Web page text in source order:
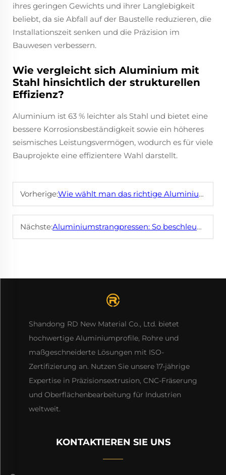
ihres geringen Gewichts und ihrer Langlebigkeit
beliebt, da sie Abfall auf der Baustelle reduzieren, die
Installationszeit senken und die Präzision im
Bauwesen verbessern.
Wie vergleicht sich Aluminium mit
Stahl hinsichtlich der strukturellen
Effizienz?
Aluminium ist 63 % leichter als Stahl und bietet eine
bessere Korrosionsbeständigkeit sowie ein höheres
seismisches Leistungsvermögen, wodurch es für viele
Bauprojekte eine effizientere Wahl darstellt.
Vorherige:Wie wählt man das richtige Aluminiumprofil für Ihr Projekt aus
Nächste:Aluminiumstrangpressen: So beschleunigen Sie den Prozess
Shandong RD New Material Co., Ltd. bietet
hochwertige Aluminiumprofile, Rohre und
maßgeschneiderte Lösungen mit ISO-
Zertifizierung an. Nutzen Sie unsere 17-jährige
Expertise in Präzisionsextrusion, CNC-Fräserung
und Oberflächenbearbeitung für Industrien
weltweit.
KONTAKTIEREN SIE UNS